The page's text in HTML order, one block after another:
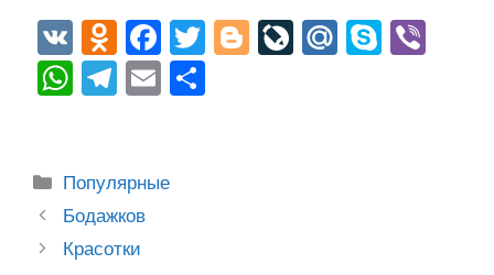
V
K
O
d
n
kl
a
ss
F
a
c
b
T
Bl
Li
M
S
W
s
A
p
T
gr
a
m
E
Рубрики
Популярные
Post
navigation
Бодажков
Красотки